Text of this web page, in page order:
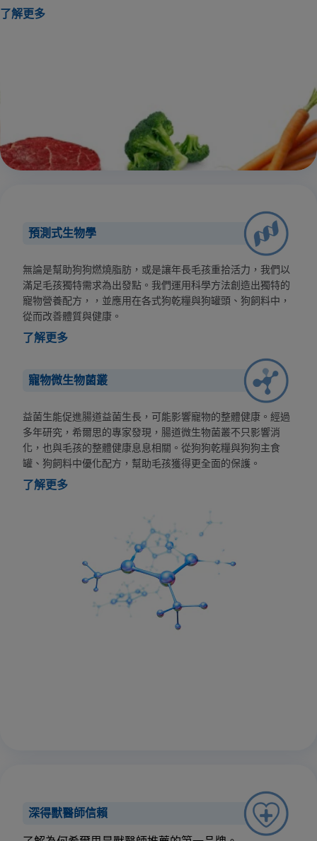
了解更多
預測式生物學
無論是幫助狗狗燃燒脂肪，或是讓年長毛孩重拾活力，我們以
滿足毛孩獨特需求為出發點。我們運用科學方法創造出獨特的
寵物營養配方，，並應用在各式狗乾糧與狗罐頭、狗飼料中，
從而改善體質與健康。
了解更多
寵物微生物菌叢
益菌生能促進腸道益菌生長，可能影響寵物的整體健康。經過
多年研究，希爾思的專家發現，腸道微生物菌叢不只影響消
化，也與毛孩的整體健康息息相關。從狗狗乾糧與狗狗主食
罐、狗飼料中優化配方，幫助毛孩獲得更全面的保護。
了解更多
深得獸醫師信賴